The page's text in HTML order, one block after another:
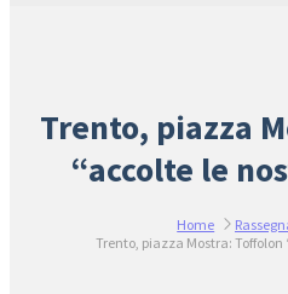
Trento, piazza
“accolte le
Home
Trento, piazza Mostra: